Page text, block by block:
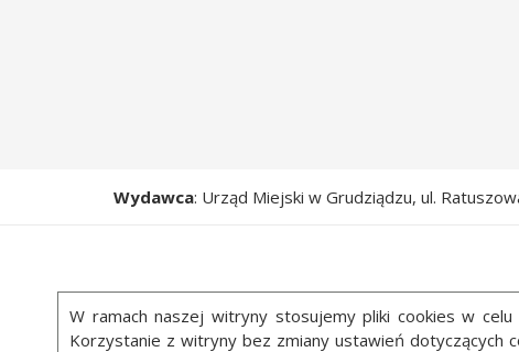
Wydawca: Urząd Miejski w Grudziądzu, ul.
W ramach naszej witryny stosujemy pliki cookies w
Korzystanie z witryny bez zmiany ustawień dotyczących